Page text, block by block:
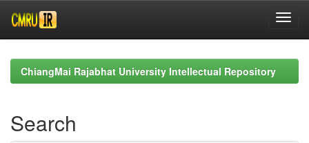
navigationChiangMai Rajabhat University Intellectual Repository
Search